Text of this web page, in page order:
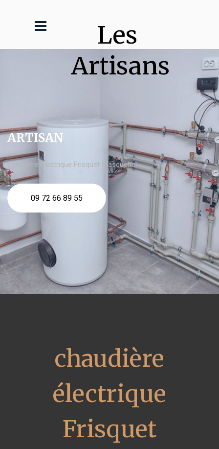
Les
Artisans
ARTISAN
chaudière électrique Frisquet Wasquehal
09 72 66 89 55
chaudière
électrique
Frisquet